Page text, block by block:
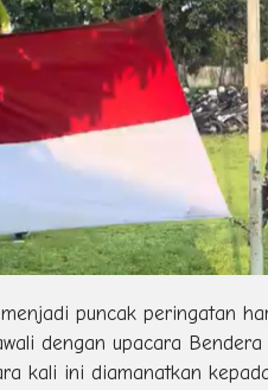
puncak peringatan
dengan upacara
kali ini diamanatkan